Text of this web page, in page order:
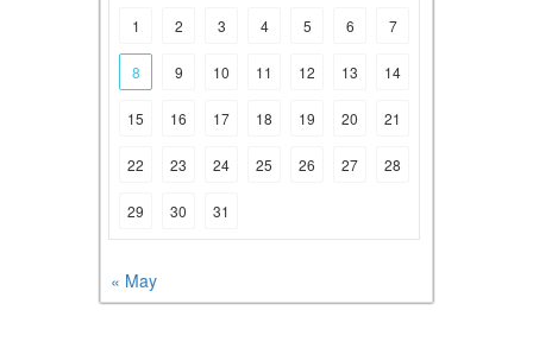
1 2 3 4 5 6 7
8 9 10 11 12 13 14
15 16 17 18 19 20 21
22 23 24 25 26 27 28
29 30 31
« May